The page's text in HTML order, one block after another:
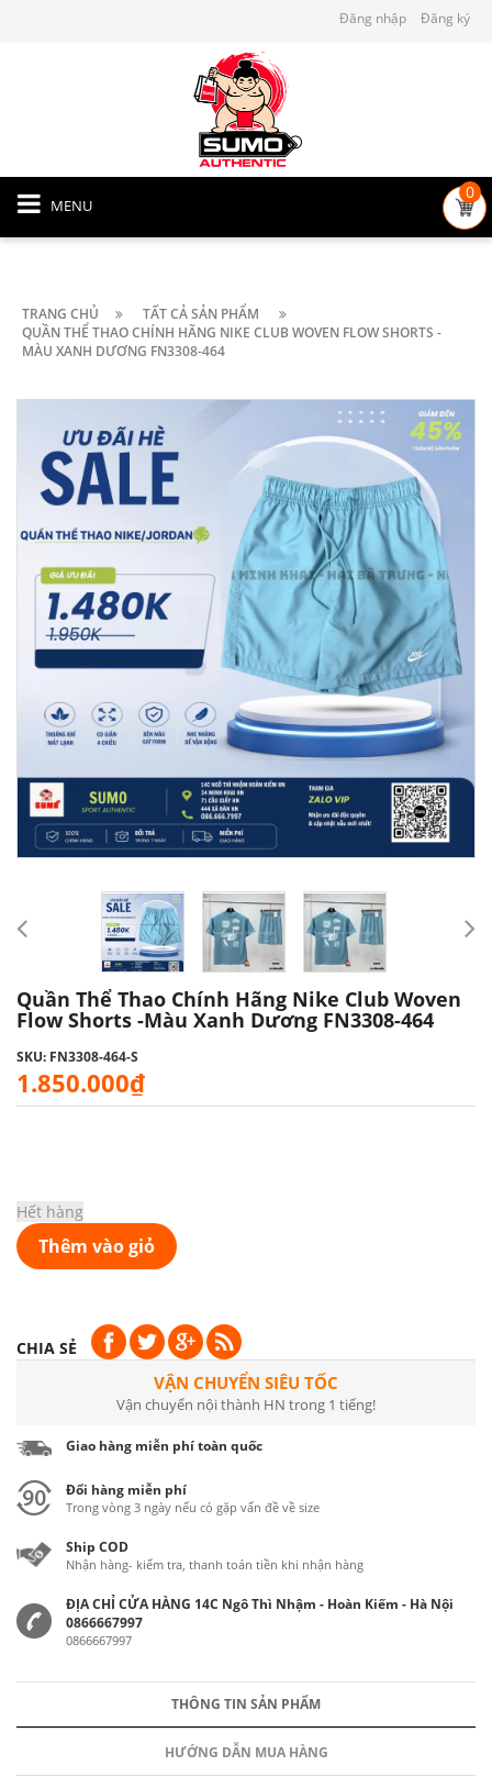
Đăng nhập Đăng ký
MENU
0
TRANG CHỦ
TẤT CẢ SẢN PHẨM
QUẦN THỂ THAO CHÍNH HÃNG NIKE CLUB WOVEN FLOW SHORTS -
MÀU XANH DƯƠNG FN3308-464
Quần Thể Thao Chính Hãng Nike Club Woven
Flow Shorts -màu Xanh Dương FN3308-464
SKU: FN3308-464-S
1.850.000₫
Hết hàng
Thêm vào giỏ
CHIA SẺ
VẬN CHUYỂN SIÊU TỐC
Vận chuyển nội thành HN trong 1 tiếng!
Giao hàng miễn phí toàn quốc
Đổi hàng miễn phí
Trong vòng 3 ngày nếu có gặp vấn đề về size
Ship COD
Nhận hàng- kiểm tra, thanh toán tiền khi nhận hàng
ĐỊA CHỈ CỬA HÀNG 14C Ngô Thì Nhậm - Hoàn Kiếm - Hà Nội
0866667997
0866667997
THÔNG TIN SẢN PHẨM
HƯỚNG DẪN MUA HÀNG